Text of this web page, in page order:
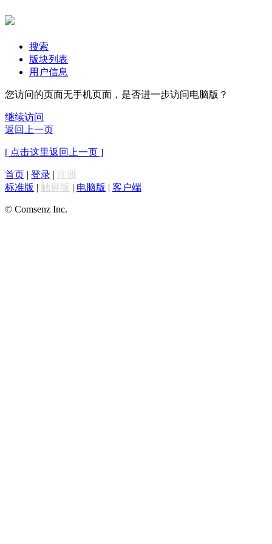
搜索
版块列表
用户信息
您访问的页面无手机页面，是否进一步访问电脑版？
继续访问
返回上一页
[ 点击这里返回上一页 ]
首页 | 登录 | 注册
标准版 | 触屏版 | 电脑版 | 客户端
© Comsenz Inc.